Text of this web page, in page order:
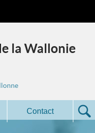
la Wallonie
Contact